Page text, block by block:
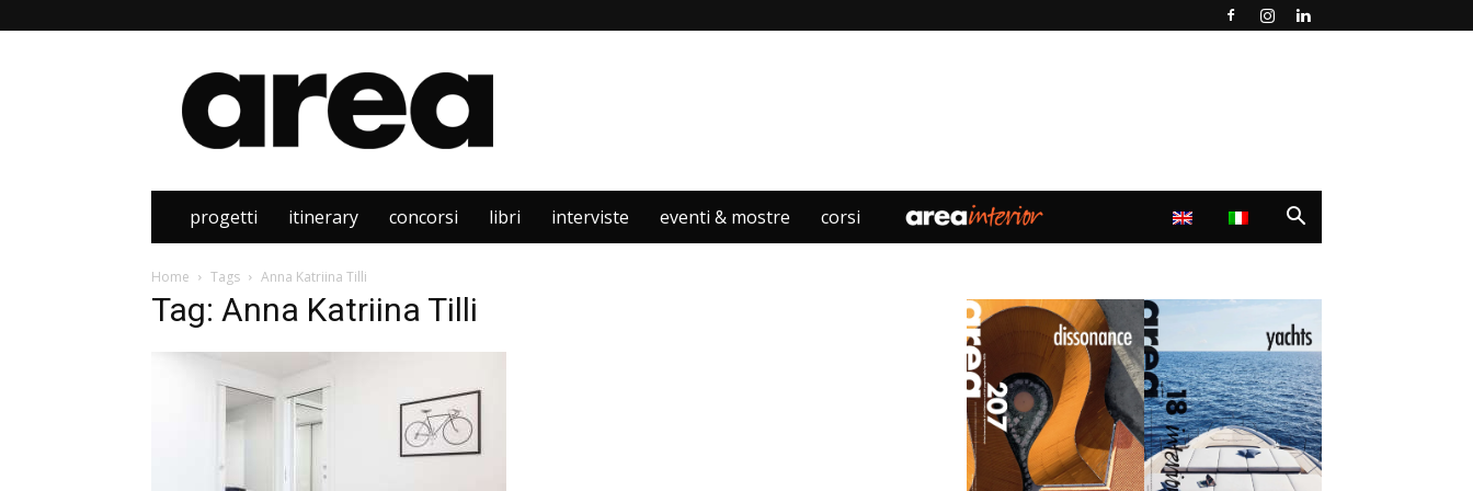
Area
progetti itinerary concorsi libri interviste eventi & mostre corsi
Home Tags Anna Katriina Tilli
Tag: Anna Katriina Tilli